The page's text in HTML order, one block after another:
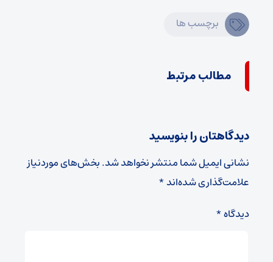
برچسب ها
مطالب مرتبط
دیدگاهتان را بنویسید
نشانی ایمیل شما منتشر نخواهد شد.بخش‌های موردنیاز
علامت‌گذاری شده‌اند*
دیدگاه*